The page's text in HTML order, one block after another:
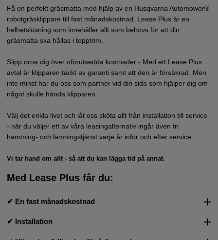
Få en perfekt gräsmatta med hjälp av en Husqvarna Automower®
robotgräsklippare till fast månadskostnad. Lease Plus är en
helhetslösning som innehåller allt som behövs för att din
gräsmatta ska hållas i topptrim.
Slipp oroa dig över oförutsedda kostnader - Med ett Lease Plus
avtal är klipparen täckt av garanti samt att den är försäkrad. Men
inte minst har du oss som partner vid din sida som hjälper dig om
något skulle hända klipparen.
Välj det enkla livet och låt oss sköta allt från installation till service
- när du väljer ett av våra leasingalternativ ingår även fri
hämtning- och lämningstjänst varje år inför och efter service.
Vi tar hand om allt - så att du kan lägga tid på annat.
Med Lease Plus får du:
✔ En fast månadskostnad
Autogiro eller kortbetalning
✔ Installation
Vi levererar, installerar och driftsätter din nya Husqvarna Automower®